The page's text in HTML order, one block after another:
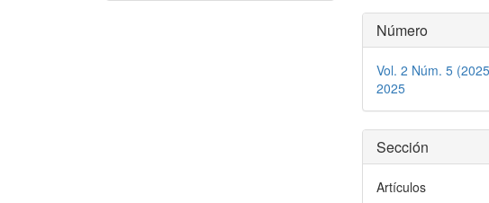
Detalles
del
artículo
Número
Vol. 2 Núm. 5
2025
Sección
Artículos